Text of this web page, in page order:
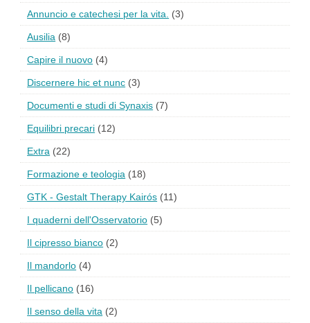
Annuncio e catechesi per la vita. (3)
Ausilia (8)
Capire il nuovo (4)
Discernere hic et nunc (3)
Documenti e studi di Synaxis (7)
Equilibri precari (12)
Extra (22)
Formazione e teologia (18)
GTK - Gestalt Therapy Kairós (11)
I quaderni dell'Osservatorio (5)
Il cipresso bianco (2)
Il mandorlo (4)
Il pellicano (16)
Il senso della vita (2)